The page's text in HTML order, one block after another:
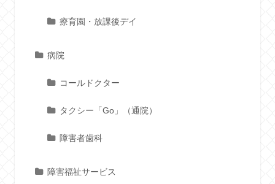
療育園・放課後デイ
病院
コールドクター
タクシー「Go」（通院）
障害者歯科
障害福祉サービス